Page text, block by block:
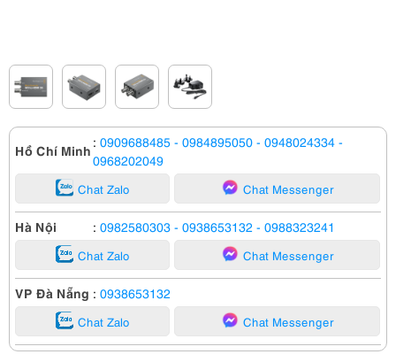
Hồ Chí Minh : 0909688485 - 0984895050 - 0948024334 -
0968202049
Chat Zalo Chat Messenger
Hà Nội : 0982580303 - 0938653132 - 0988323241
Chat Zalo Chat Messenger
VP Đà Nẵng : 0938653132
Chat Zalo Chat Messenger